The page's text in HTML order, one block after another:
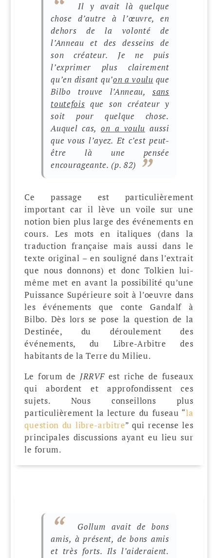
Il y avait là quelque
chose d’autre à l’œuvre, en
dehors de la volonté de
l’Anneau et des desseins de
son créateur. Je ne puis
l’exprimer plus clairement
qu’en disant qu’on a voulu que
Bilbo trouve l’Anneau,sans
toutefois que son créateur y
soit pour quelque chose.
Auquel cas,on a voulu aussi
que vous l’ayez. Et c’est peut-
être là une pensée
encourageante. (p. 82)
Ce passage est particulièrement
important car il lève un voile sur une
notion bien plus large des événements en
cours. Les mots en italiques (dans la
traduction française mais aussi dans le
texte original – en souligné dans l’extrait
que nous donnons) et donc Tolkien lui-
même met en avant la possibilité qu’une
Puissance Supérieure soit à l’oeuvre dans
les événements que conte Gandalf à
Bilbo. Dès lors se pose la question de la
Destinée, du déroulement des
événements, du Libre-Arbitre des
habitants de la Terre du Milieu.
Le forum de JRRVFest riche de fuseaux
qui abordent et approfondissent ces
sujets. Nous conseillons plus
particulièrement la lecture du fuseau “la
question du libre-arbitre” qui recense les
principales discussions ayant eu lieu sur
le forum.
Gollum avait de bons
amis, à présent, de bons amis
et très forts. Ils l’aideraient.